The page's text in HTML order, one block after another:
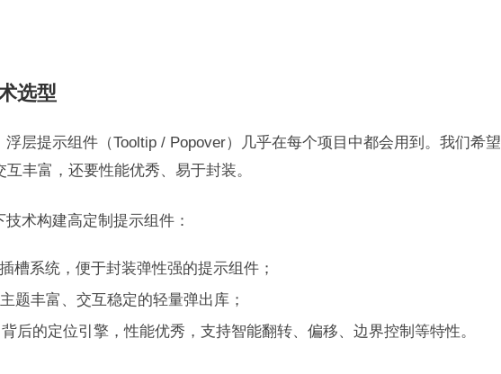
选型
层提示组件（Tooltip / Popover）几乎在每个项目中都会用到。我们希望
丰富，还要性能优秀、易于封装。
术构建高定制提示组件：
槽系统，便于封装弹性强的提示组件；
题丰富、交互稳定的轻量弹出库；
背后的定位引擎，性能优秀，支持智能翻转、偏移、边界控制等特性。